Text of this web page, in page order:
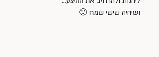
ושיהיה שישי שמח 🙂